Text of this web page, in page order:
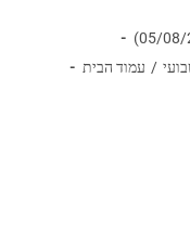
/ עמוד הבית